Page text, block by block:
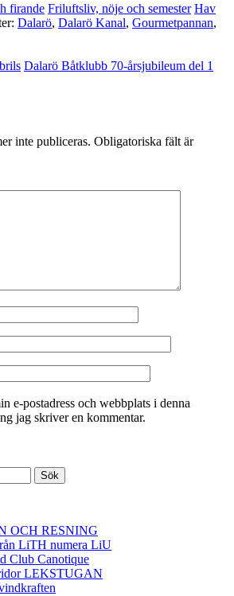
firande Friluftsliv, nöje och semester Hav
Dalarö, Dalarö Kanal, Gourmetpannan,
Dalarö Båtklubb 70-årsjubileum del 1
inte publiceras. Obligatoriska fält är
e-postadress och webbplats i denna
jag skriver en kommentar.
OCH RESNING
LiTH numera LiU
Club Canotique
LEKSTUGAN